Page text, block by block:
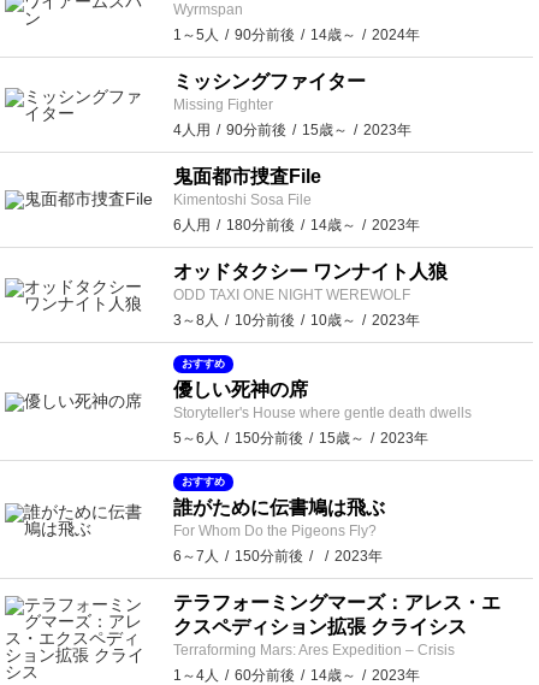
Wyrmspan
1～5人
90分前後 14歳～ 2024年
ミッシングファイター
Missing Fighter
4人用
90分前後 15歳～ 2023年
鬼面都市捜査File
Kimentoshi Sosa File
6人用
180分前後 14歳～ 2023年
オッドタクシー ワンナイト人狼
ODD TAXI ONE NIGHT WEREWOLF
3～8人
10分前後 10歳～ 2023年
おすすめ
優しい死神の席
Storyteller's House where gentle death dwells
5～6人
150分前後 15歳～ 2023年
おすすめ
誰がために伝書鳩は飛ぶ
For Whom Do the Pigeons Fly?
6～7人
150分前後 2023年
テラフォーミングマーズ：アレス・エ
クスペディション拡張 クライシス
Terraforming Mars: Ares Expedition – Crisis
1～4人
60分前後 14歳～ 2023年